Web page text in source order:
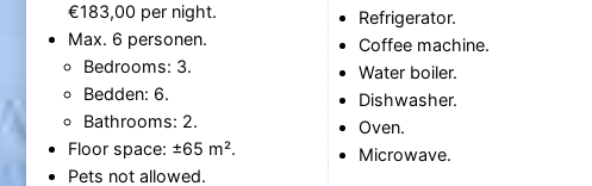
€183,00 per night.
Max. 6 personen.
Bedrooms: 3.
Bedden: 6.
Bathrooms: 2.
Floor space: ±65 m².
Pets not allowed.
Refrigerator.
Coffee machine.
Water boiler.
Dishwasher.
Oven.
Microwave.